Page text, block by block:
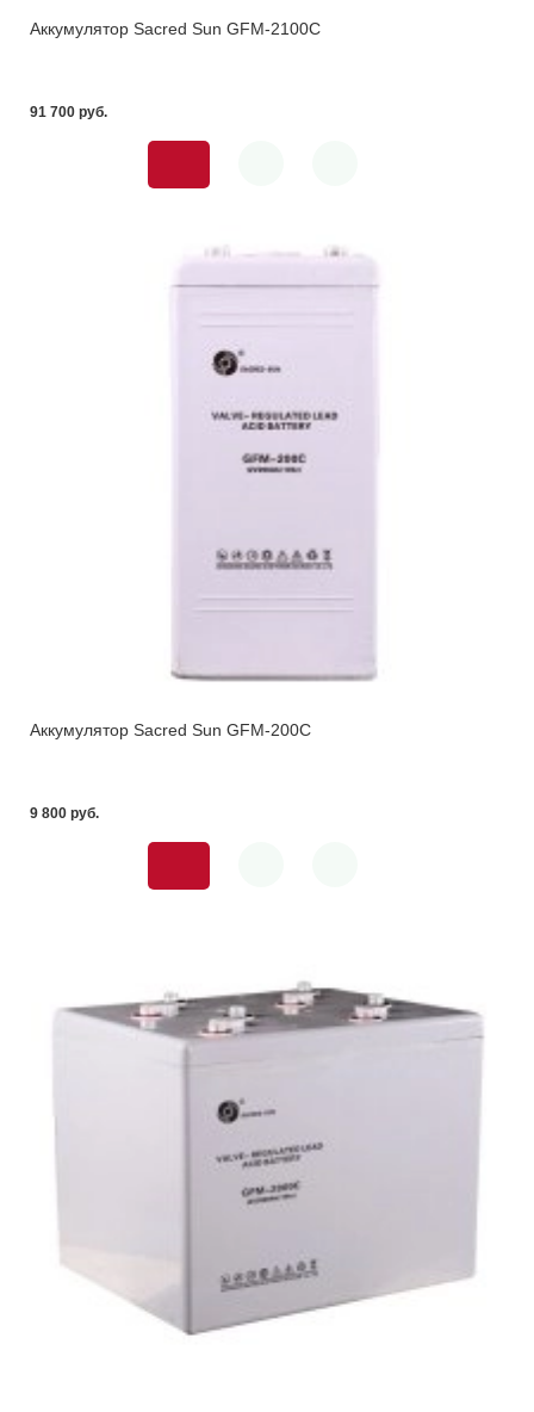
Аккумулятор Sacred Sun GFM-2100C
91 700 pуб.
Аккумулятор Sacred Sun GFM-200С
9 800 pуб.